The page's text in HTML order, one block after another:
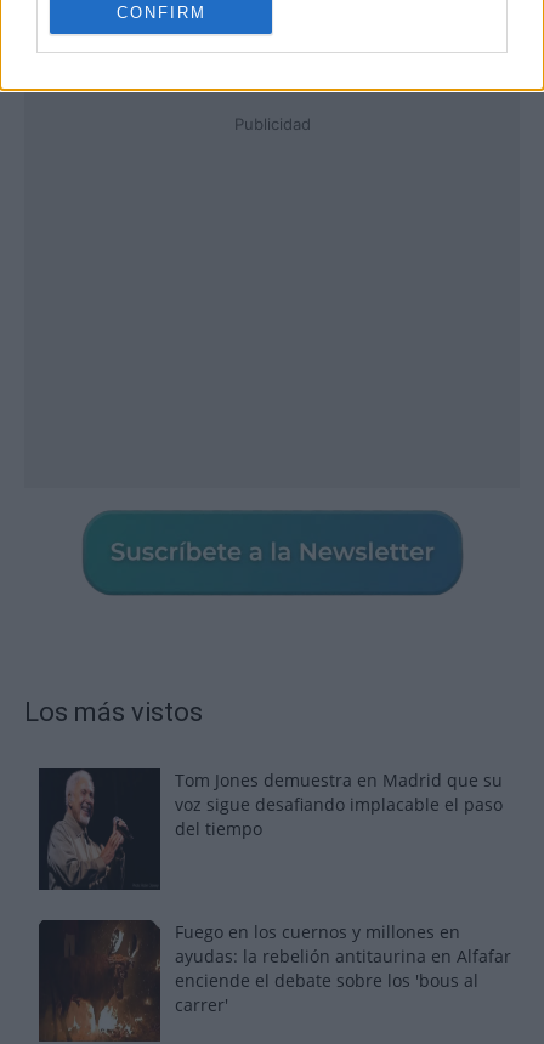
CONFIRM
Publicidad
Los más vistos
Tom Jones demuestra en Madrid que su
voz sigue desafiando implacable el paso
del tiempo
Fuego en los cuernos y millones en
ayudas: la rebelión antitaurina en Alfafar
enciende el debate sobre los 'bous al
carrer'